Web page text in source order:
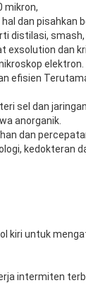
mikron,
dan pisahkan
distilasi,
exsolution dan
elektron.
efisien
sel dan
anorganik.
dan
kedokteran
kiri untuk
intermiten